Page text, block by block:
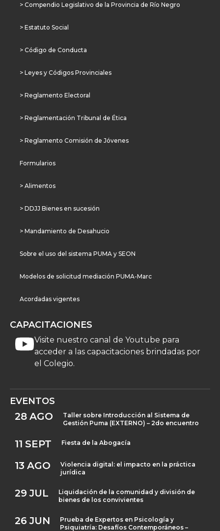
> Compendio Legislativo de la Provincia de Río Negro
> Estatuto Social
> Código de Conducta
> Leyes y Códigos Provinciales
> Reglamento Electoral
> Reglamentación Tribunal de Ética
> Reglamento Comisión de Jóvenes
Formularios
> Alimentos
> DDJJ Bienes en sucesión
> Mandamiento de Desahucio
Sobre el uso del sistema PUMA y SEON
Modelos de solicitud mediación PUMA-Marc
Acordadas vigentes
CAPACITACIONES
Visite nuestro canal de Youtube para
acceder a las capacitaciones brindadas por
el Colegio.
EVENTOS
28 AGO
Taller sobre Introducción al Sistema de
Gestión Puma (EXTERNO) – 2do encuentro
11 SEPT Fiesta de la Abogacía
13 AGO
Violencia digital: el impacto en la práctica
jurídica
29 JUL
Liquidación de la comunidad y división de
bienes de los convivientes
26 JUN
Prueba de Expertos en Psicología y
Psiquiatría: Desafíos Contemporáneos –